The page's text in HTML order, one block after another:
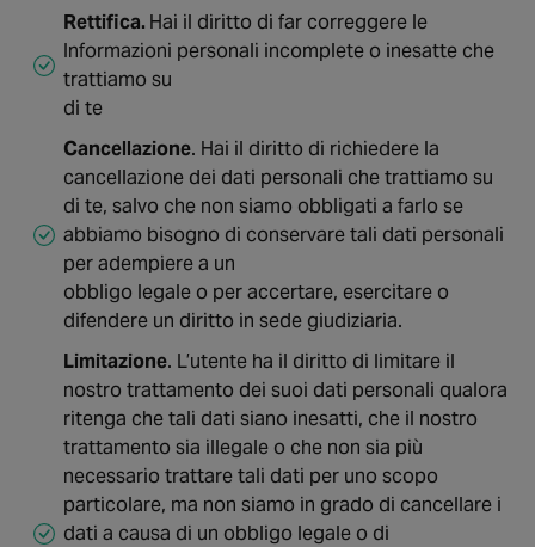
Rettifica. Hai il diritto di far correggere le
Informazioni personali incomplete o inesatte che
trattiamo su
di te
Cancellazione. Hai il diritto di richiedere la
cancellazione dei dati personali che trattiamo su
di te, salvo che non siamo obbligati a farlo se
abbiamo bisogno di conservare tali dati personali
per adempiere a un
obbligo legale o per accertare, esercitare o
difendere un diritto in sede giudiziaria.
Limitazione. L’utente ha il diritto di limitare il
nostro trattamento dei suoi dati personali qualora
ritenga che tali dati siano inesatti, che il nostro
trattamento sia illegale o che non sia più
necessario trattare tali dati per uno scopo
particolare, ma non siamo in grado di cancellare i
dati a causa di un obbligo legale o di